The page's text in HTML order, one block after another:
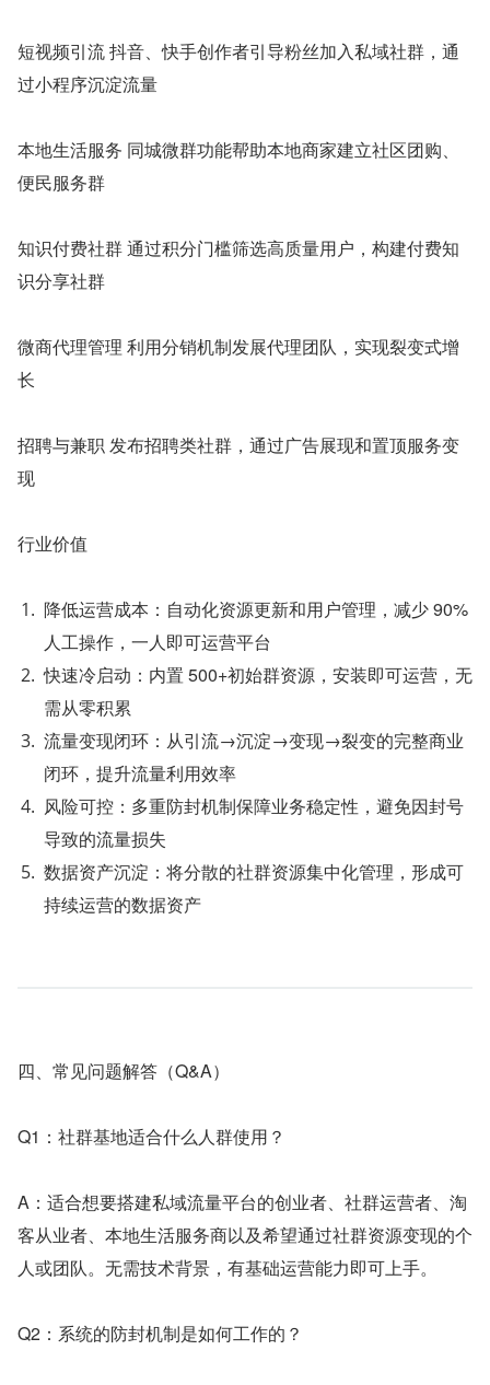
短视频引流 抖音、快手创作者引导粉丝加入私域社群，通
过小程序沉淀流量
本地生活服务 同城微群功能帮助本地商家建立社区团购、
便民服务群
知识付费社群 通过积分门槛筛选高质量用户，构建付费知
识分享社群
微商代理管理 利用分销机制发展代理团队，实现裂变式增
长
招聘与兼职 发布招聘类社群，通过广告展现和置顶服务变
现
行业价值
降低运营成本：自动化资源更新和用户管理，减少 90%
人工操作，一人即可运营平台
快速冷启动：内置 500+初始群资源，安装即可运营，无
需从零积累
流量变现闭环：从引流→沉淀→变现→裂变的完整商业
闭环，提升流量利用效率
风险可控：多重防封机制保障业务稳定性，避免因封号
导致的流量损失
数据资产沉淀：将分散的社群资源集中化管理，形成可
持续运营的数据资产
四、常见问题解答（Q&A）
Q1：社群基地适合什么人群使用？
A：适合想要搭建私域流量平台的创业者、社群运营者、淘
客从业者、本地生活服务商以及希望通过社群资源变现的个
人或团队。无需技术背景，有基础运营能力即可上手。
Q2：系统的防封机制是如何工作的？